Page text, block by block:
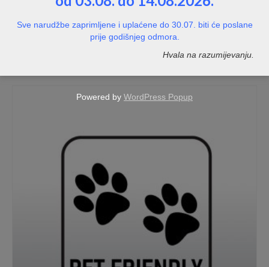
Naljepnica radno vrijeme 4
range:
through
Sve narudžbe zaprimljene i uplaćene do 30.07. biti će poslane
prije godišnjeg odmora.
Hvala na razumijevanju.
Powered by WordPress Popup